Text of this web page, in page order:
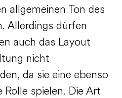
allgemeinen Ton des
Allerdings dürfen
auch das Layout
nicht
da sie eine ebenso
spielen. Die Art